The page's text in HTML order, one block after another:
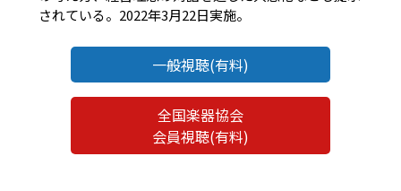
されている。2022年3月22日実施。
一般視聴(有料)
全国楽器協会
会員視聴(有料)